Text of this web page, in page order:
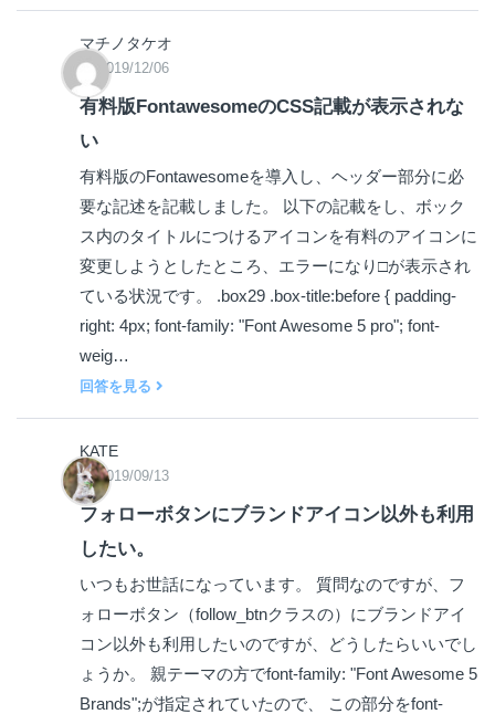
マチノタケオ
2019/12/06
有料版FontawesomeのCSS記載が表示されな
い
有料版のFontawesomeを導入し、ヘッダー部分に必
要な記述を記載しました。 以下の記載をし、ボック
ス内のタイトルにつけるアイコンを有料のアイコンに
変更しようとしたところ、エラーになり□が表示され
ている状況です。 .box29 .box-title:before { padding-
right: 4px; font-family: "Font Awesome 5 pro"; font-
weig…
回答を見る
KATE
2019/09/13
フォローボタンにブランドアイコン以外も利用
したい。
いつもお世話になっています。 質問なのですが、フ
ォローボタン（follow_btnクラスの）にブランドアイ
コン以外も利用したいのですが、どうしたらいいでし
ょうか。 親テーマの方でfont-family: "Font Awesome 5
Brands";が指定されていたので、 この部分をfont-